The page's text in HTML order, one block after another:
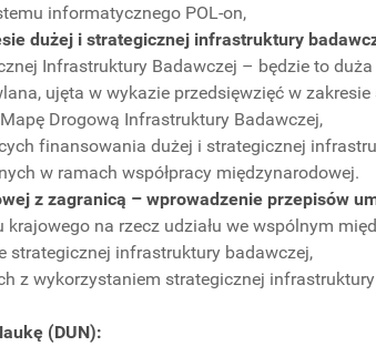
informatycznego POL-on,
dużej i strategicznej infrastruktury
Infrastruktury Badawczej – będzie to
ujęta w wykazie przedsięwzięć w
Drogową Infrastruktury Badawczej,
finansowania dużej i strategicznej
w ramach współpracy międzynarodowej.
z zagranicą – wprowadzenie przepisów
krajowego na rzecz udziału we wspólnym
strategicznej infrastruktury badawczej,
z wykorzystaniem strategicznej
(DUN):